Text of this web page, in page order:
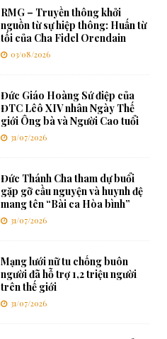
RMG – Truyền thông khởi
nguồn từ sự hiệp thông: Huấn từ
tối của Cha Fidel Orendain
03/08/2026
Đức Giáo Hoàng Sứ điệp của
ĐTC Lêô XIV nhân Ngày Thế
giới Ông bà và Người Cao tuổi
31/07/2026
Đức Thánh Cha tham dự buổi
gặp gỡ cầu nguyện và huynh đệ
mang tên “Bài ca Hòa bình”
31/07/2026
Mạng lưới nữ tu chống buôn
người đã hỗ trợ 1,2 triệu người
trên thế giới
31/07/2026